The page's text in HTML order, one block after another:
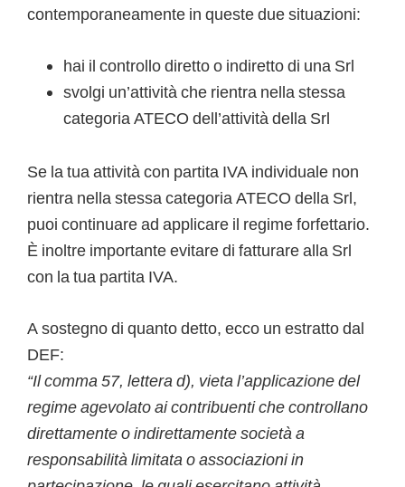
contemporaneamente in queste due situazioni:
hai il controllo diretto o indiretto di una Srl
svolgi un’attività che rientra nella stessa
categoria ATECO dell’attività della Srl
Se la tua attività con partita IVA individuale non
rientra nella stessa categoria ATECO della Srl,
puoi continuare ad applicare il regime forfettario.
È inoltre importante evitare di fatturare alla Srl
con la tua partita IVA.
A sostegno di quanto detto, ecco un estratto dal
DEF:
“Il comma 57, lettera d), vieta l’applicazione del
regime agevolato ai contribuenti che controllano
direttamente o indirettamente società a
responsabilità limitata o associazioni in